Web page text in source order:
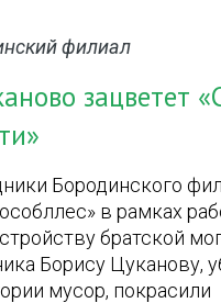
филиал
зацветет
Бородинского
в рамках
братской
Борису Цуканову,
мусор, покрасили